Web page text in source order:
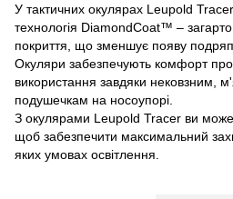
У тактичних окулярах Leupold
технологія DiamondCoat™ –
покриття, що зменшує появу
Окуляри забезпечують комфорт
використання завдяки нековзним,
подушечкам на носоупорі.
З окулярами Leupold Tracer ви
щоб забезпечити максимальний
яких умовах освітлення.